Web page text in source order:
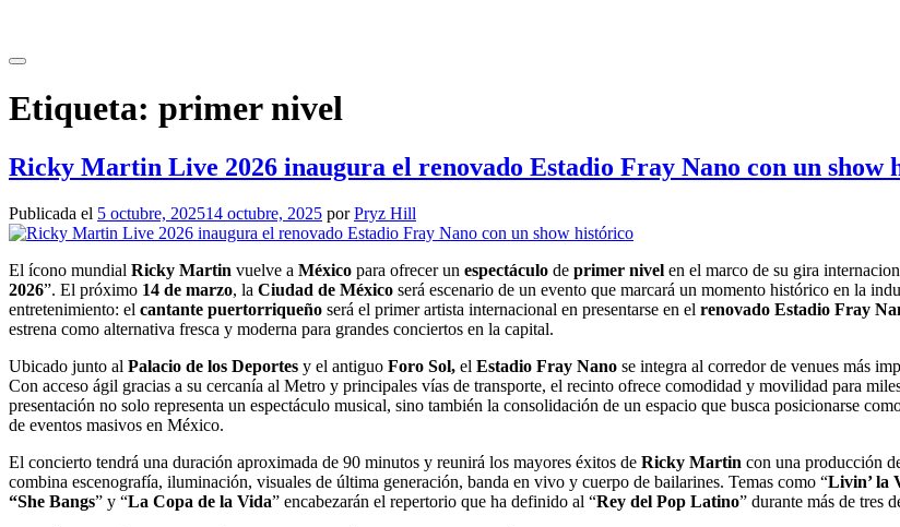
contenido
Etiqueta: primer nivel
Ricky Martin Live 2026 inaugura el renovado Estadio Fray Nano con un show
Publicada el 5 octubre, 202514 octubre, 2025 porPryz Hill
El ícono mundial Ricky Martin vuelve a México para ofrecer un espectáculo de primer nivel en el marco de su gira
2026”. El próximo 14 de marzo, la Ciudad de México será escenario de un evento que marcará un momento histórico en la
entretenimiento: el cantante puertorriqueño será el primer artista internacional en presentarse en el renovado Estadio Fray
estrena como alternativa fresca y moderna para grandes conciertos en la capital.
Ubicado junto al Palacio de los Deportes y el antiguo Foro Sol, el Estadio Fray Nano se integra al corredor de venues más
Con acceso ágil gracias a su cercanía al Metro y principales vías de transporte, el recinto ofrece comodidad y movilidad para
presentación no solo representa un espectáculo musical, sino también la consolidación de un espacio que busca posicionarse
de eventos masivos en México.
El concierto tendrá una duración aproximada de 90 minutos y reunirá los mayores éxitos de Ricky Martin con una producción
combina escenografía, iluminación, visuales de última generación, banda en vivo y cuerpo de bailarines. Temas como “Livin’ la
“She Bangs” y “La Copa de la Vida” encabezarán el repertorio que ha definido al “Rey del Pop Latino” durante más de tres